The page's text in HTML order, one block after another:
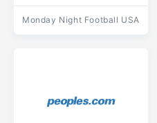
Monday Night Football USA